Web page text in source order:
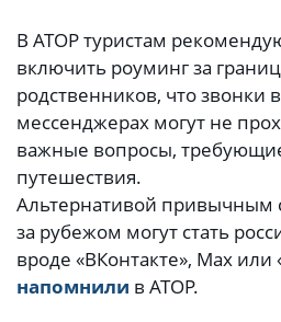
В АТОР туристам
включить роуминг за
родственников, что звонки
мессенджерах могут не
важные вопросы,
путешествия.
Альтернативой привычным
за рубежом могут стать
вроде «ВКонтакте», Max или
напомнили в АТОР.